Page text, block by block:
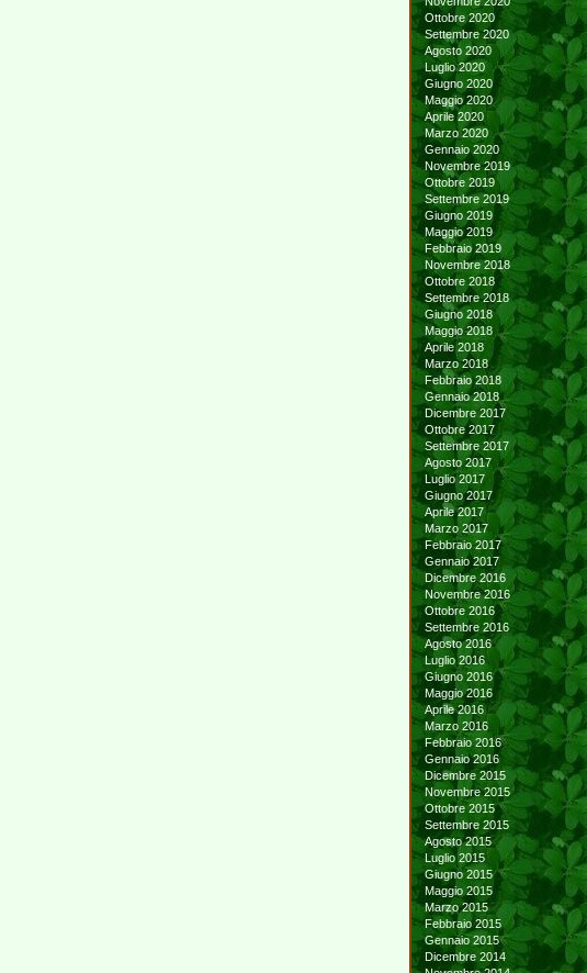
Ottobre 2020
Settembre 2020
Agosto 2020
Luglio 2020
Giugno 2020
Maggio 2020
Aprile 2020
Marzo 2020
Gennaio 2020
Novembre 2019
Ottobre 2019
Settembre 2019
Giugno 2019
Maggio 2019
Febbraio 2019
Novembre 2018
Ottobre 2018
Settembre 2018
Giugno 2018
Maggio 2018
Aprile 2018
Marzo 2018
Febbraio 2018
Gennaio 2018
Dicembre 2017
Ottobre 2017
Settembre 2017
Agosto 2017
Luglio 2017
Giugno 2017
Aprile 2017
Marzo 2017
Febbraio 2017
Gennaio 2017
Dicembre 2016
Novembre 2016
Ottobre 2016
Settembre 2016
Agosto 2016
Luglio 2016
Giugno 2016
Maggio 2016
Aprile 2016
Marzo 2016
Febbraio 2016
Gennaio 2016
Dicembre 2015
Novembre 2015
Ottobre 2015
Settembre 2015
Agosto 2015
Luglio 2015
Giugno 2015
Maggio 2015
Marzo 2015
Febbraio 2015
Gennaio 2015
Dicembre 2014